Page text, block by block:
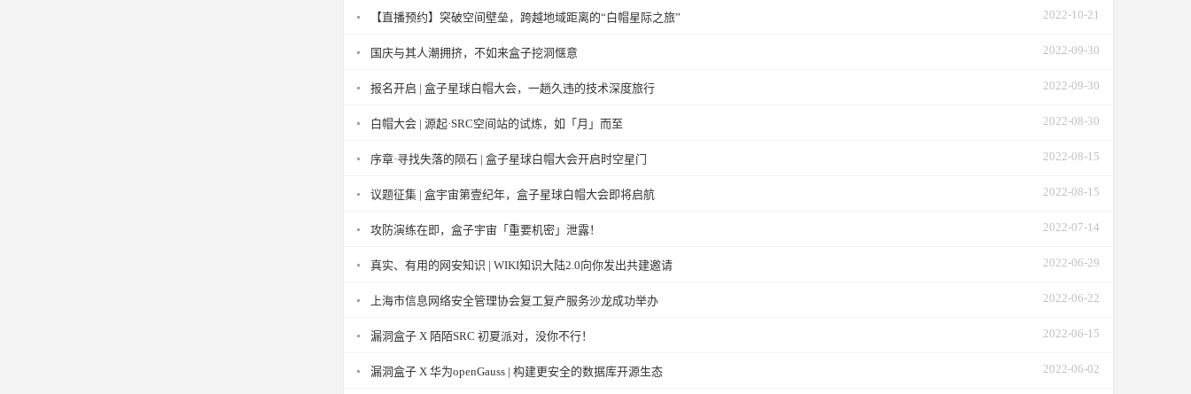
【直播预约】突破空间壁垒，跨越地域距离的“白帽星际之旅” 2022-10-21
国庆与其人潮拥挤，不如来盒子挖洞惬意 2022-09-30
报名开启 | 盒子星球白帽大会，一趟久违的技术深度旅行 2022-09-30
白帽大会 | 源起·SRC空间站的试炼，如「月」而至 2022-08-30
序章·寻找失落的陨石 | 盒子星球白帽大会开启时空星门 2022-08-15
议题征集 | 盒宇宙第壹纪年，盒子星球白帽大会即将启航 2022-08-15
攻防演练在即，盒子宇宙「重要机密」泄露！ 2022-07-14
真实、有用的网安知识 | WIKI知识大陆2.0向你发出共建邀请 2022-06-29
上海市信息网络安全管理协会复工复产服务沙龙成功举办 2022-06-22
漏洞盒子 X 陌陌SRC 初夏派对，没你不行！ 2022-06-15
漏洞盒子 X 华为openGauss | 构建更安全的数据库开源生态 2022-06-02